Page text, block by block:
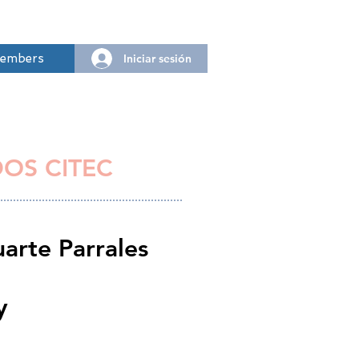
Iniciar sesión
CITEC
Parrales